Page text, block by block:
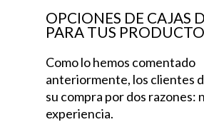
OPCIONES DE CAJAS
PARA TUS
Como lo hemos comentado
anteriormente, los clientes
su compra por dos razones:
experiencia.